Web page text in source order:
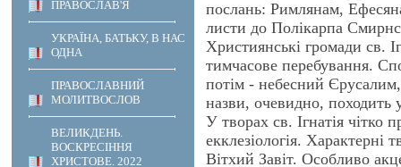
ПРАВОСЛАВ'Я
УКРАЇНА, БАТЬКУ, В НАС
ОДНА
ПРАВОСЛАВНИЙ
МОЛИТВОСЛОВ
ВЕЛИКДЕНЬ.
ВОСКРЕСІННЯ
ХРИСТОВЕ. 2022
послань: Римлянам,
листи до Полікарпа
Християнські громади св.
тимчасове перебування.
потім - небесний Єрусалим,
назви, очевидно, походить
У творах св. Ігнатія чітко
екклезіологія.
Вітхий Завіт. Особливо